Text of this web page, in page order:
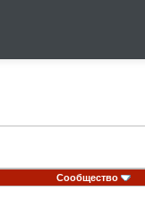
Сообщество